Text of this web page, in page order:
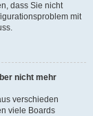
dass Sie nicht
mit
nicht mehr
verschieden
viele Boards